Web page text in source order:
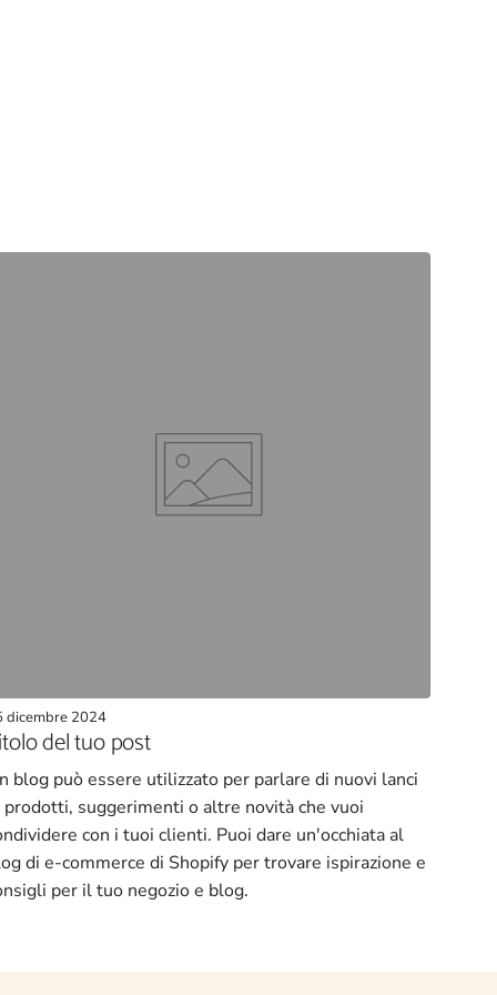
dicembre 2024
del tuo post
blog può essere utilizzato per parlare di nuovi lanci
prodotti, suggerimenti o altre novità che vuoi
con i tuoi clienti. Puoi dare un'occhiata al
di e-commerce di Shopify per trovare ispirazione e
per il tuo negozio e blog.